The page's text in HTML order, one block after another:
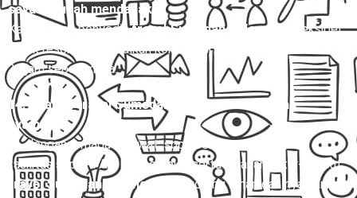
saya berubah mendadak?
Kebanyakan penyediatravel Sumedang Wonogiri
fleksibel
untuk reschedule, asalkan konfirmasi dilakukan minimal 12–
24 jam sebelumnya.
14. Apakah travel Sumedang Wonogiri aman dan
nyaman?
Ya, dengan armada terawat, sopir berpengalaman, dan
fasilitas seperti AC, kursi empuk, serta layanan antar-jemput,
travel Sumedang Wonogiri
tergolong aman dan nyaman.